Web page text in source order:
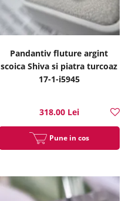
Pandantiv fluture argint
scoica Shiva si piatra turcoaz
17-1-i5945
318.00 Lei
Pune in cos